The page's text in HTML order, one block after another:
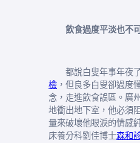
飲食過度平淡也不可
都說白叟年事年夜了
檢 ，但良多白叟卻過度
念，走進飲食誤區。廣
地衝出地下室，他必須
量來破壞他眼淚的情感
床養分科劉佳博士森和